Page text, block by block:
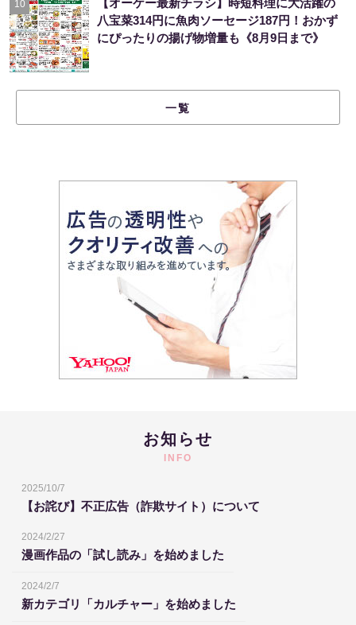
10
八宝菜314円に魚肉ソーセージ187円！おかず
にぴったりの揚げ物増量も《8月9日まで》
一覧
お知らせ
INFO
2025/10/7
【お詫び】不正広告（詐欺サイト）について
2024/2/27
漫画作品の「試し読み」を始めました
2024/2/7
新カテゴリ「カルチャー」を始めました